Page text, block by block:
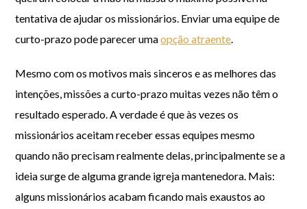
tentativa de ajudar os missionários. Enviar uma equipe de
curto-prazo pode parecer umaopção atraente.
Mesmo com os motivos mais sinceros e as melhores das
intenções, missões a curto-prazo muitas vezes não têm o
resultado esperado. A verdade é que às vezes os
missionários aceitam receber essas equipes mesmo
quando não precisam realmente delas, principalmente se a
ideia surge de alguma grande igreja mantenedora. Mais:
alguns missionários acabam ficando mais exaustos ao